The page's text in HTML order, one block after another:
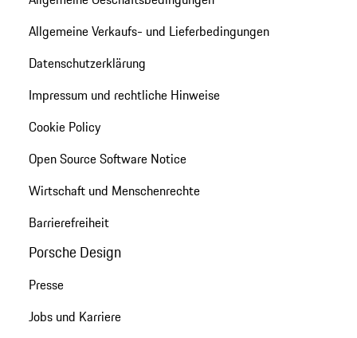
Allgemeine Verkaufs- und Lieferbedingungen
Datenschutzerklärung
Impressum und rechtliche Hinweise
Cookie Policy
Open Source Software Notice
Wirtschaft und Menschenrechte
Barrierefreiheit
Porsche Design
Presse
Jobs und Karriere